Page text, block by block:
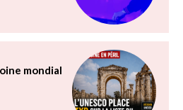
mondial